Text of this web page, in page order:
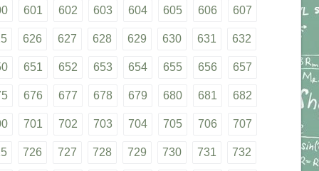
601 602 603 604 605 606 607
626 627 628 629 630 631 632
651 652 653 654 655 656 657
676 677 678 679 680 681 682
701 702 703 704 705 706 707
726 727 728 729 730 731 732